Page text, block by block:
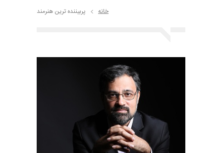
خانه پربیننده ترین هنرمند